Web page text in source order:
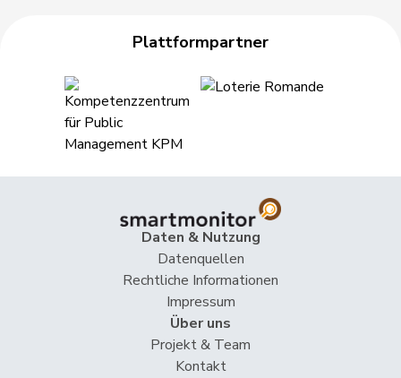
Plattformpartner
Daten & Nutzung
Datenquellen
Rechtliche Informationen
Impressum
Über uns
Projekt & Team
Kontakt